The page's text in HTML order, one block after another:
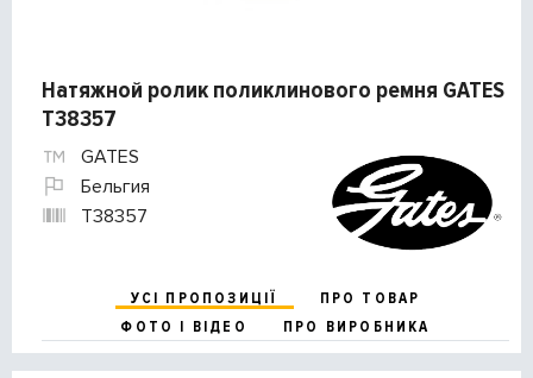
Натяжной ролик поликлинового ремня GATES
T38357
GATES
Бельгия
T38357
УСІ ПРОПОЗИЦІЇ
ПРО ТОВАР
ФОТО І ВІДЕО
ПРО ВИРОБНИКА